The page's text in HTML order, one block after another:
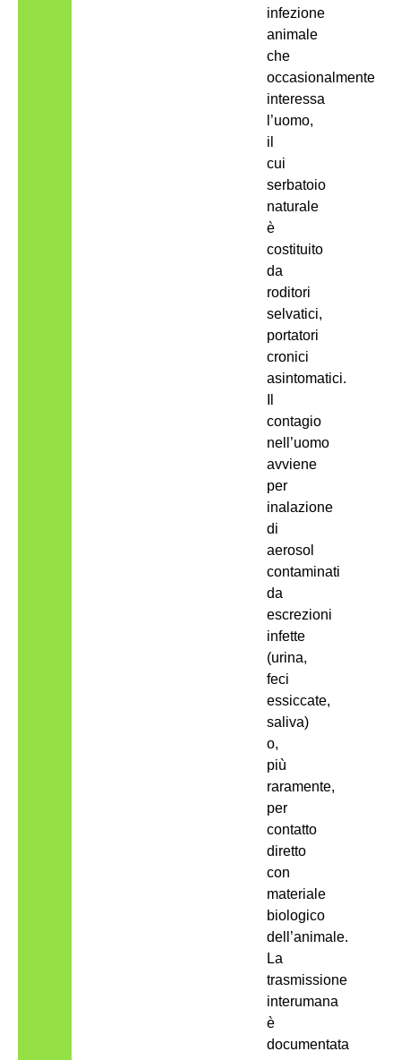
infezione
animale
che
occasionalmente
interessa
l’uomo,
il
cui
serbatoio
naturale
è
costituito
da
roditori
selvatici,
portatori
cronici
asintomatici.
contagio
nell’uomo
avviene
per
inalazione
di
aerosol
contaminati
da
escrezioni
infette
(urina,
feci
essiccate,
saliva)
o,
più
raramente,
per
contatto
diretto
con
materiale
biologico
dell’animale.
La
trasmissione
interumana
è
documentata